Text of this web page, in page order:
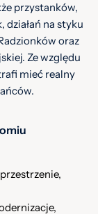
przystanków,
na styku
oraz
Ze względu
mieć realny